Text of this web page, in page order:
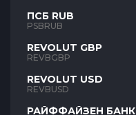
ПСБ RUB
PSBRUB
REVOLUT GBP
REVBGBP
REVOLUT USD
REVBUSD
РАЙФФАЙЗЕН БАНК